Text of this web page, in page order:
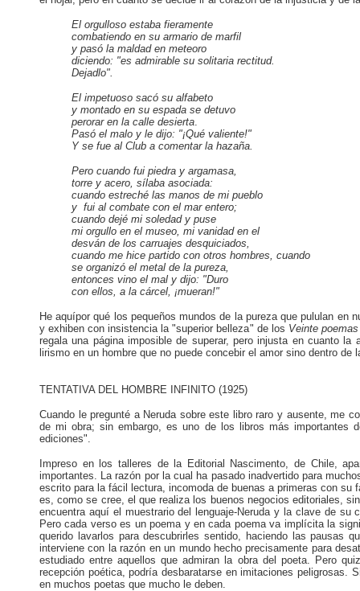
El orgulloso estaba fieramente
combatiendo en su armario de marfil
y pasó la maldad en meteoro
diciendo: "es admirable su solitaria rectitud.
Dejadlo".
El impetuoso sacó su alfabeto
y montado en su espada se detuvo
perorar en la calle desierta.
Pasó el malo y le dijo: "¡Qué valiente!"
Y se fue al Club a comentar la hazaña.
Pero cuando fui piedra y argamasa,
torre y acero, sílaba asociada:
cuando estreché las manos de mi pueblo
y fui al combate con el mar entero;
cuando dejé mi soledad y puse
mi orgullo en el museo, mi vanidad en el
desván de los carruajes desquiciados,
cuando me hice partido con otros hombres, cuando
se organizó el metal de la pureza,
entonces vino el mal y dijo: "Duro
con ellos, a la cárcel, ¡mueran!"
He aquípor qué los pequeños mundos de la pureza que pululan
y exhiben con insistencia la "superior belleza" de los Veinte
regala una página imposible de superar, pero injusta en cuanto
lirismo en un hombre que no puede concebir el amor sino dentro de
TENTATIVA DEL HOMBRE INFINITO (1925)
Cuando le pregunté a Neruda sobre este libro raro y ausente, me
de mi obra; sin embargo, es uno de los libros más importantes
ediciones".
Impreso en los talleres de la Editorial Nascimento, de Chile,
importantes. La razón por la cual ha pasado inadvertido para
escrito para la fácil lectura, incomoda de buenas a primeras con su
es, como se cree, el que realiza los buenos negocios editoriales,
encuentra aquí el muestrario del lenguaje-Neruda y la clave de
Pero cada verso es un poema y en cada poema va implícita la
querido lavarlos para descubrirles sentido, haciendo las pausas
interviene con la razón en un mundo hecho precisamente para
estudiado entre aquellos que admiran la obra del poeta. Pero
recepción poética, podría desbaratarse en imitaciones peligrosas.
en muchos poetas que mucho le deben.